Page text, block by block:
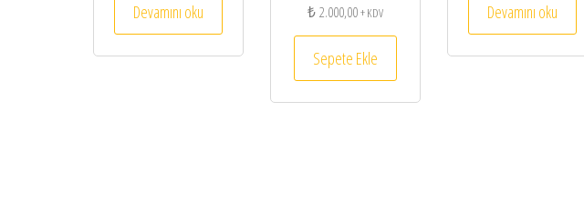
Devamını oku ₺2.000,00+ KDV
Sepete Ekle
Devamını oku